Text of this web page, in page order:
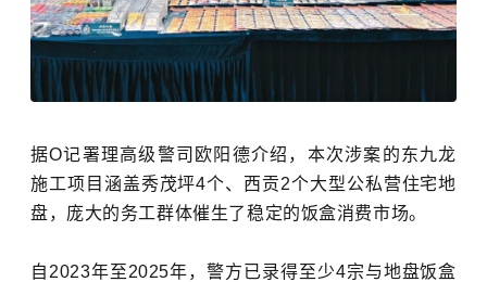
据O记署理高级警司欧阳德介绍，本次涉案的东九龙
施工项目涵盖秀茂坪4个、西贡2个大型公私营住宅地
盘，庞大的务工群体催生了稳定的饭盒消费市场。
自2023年至2025年，警方已录得至少4宗与地盘饭盒